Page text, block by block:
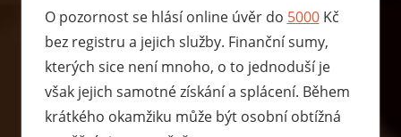
O pozornost se hlásí online úvěr do 5000Kč
bez registru a jejich služby. Finanční sumy,
kterých sice není mnoho, o to jednoduší je
však jejich samotné získání a splácení. Během
krátkého okamžiku může být osobní obtížná